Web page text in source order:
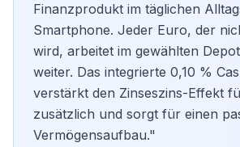
Finanzprodukt im täglichen
Smartphone. Jeder Euro, der
wird, arbeitet im gewählten Depot
weiter. Das integrierte 0,10 %
verstärkt den Zinseszins-Effekt
zusätzlich und sorgt für einen
Vermögensaufbau."